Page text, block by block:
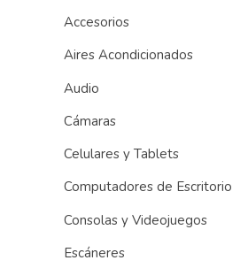
a
r
r
:
Accesorios
Aires Acondicionados
Audio
Cámaras
Celulares y Tablets
Computadores de Escritorio
Consolas y Videojuegos
Escáneres